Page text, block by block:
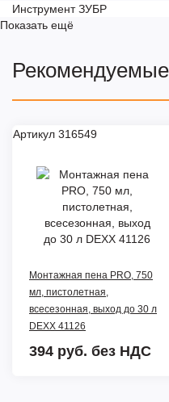
Инструмент ЗУБР
Показать ещё
Артикул 316549
Монтажная пена PRO, 750
мл, пистолетная,
всесезонная, выход до 30 л
DEXX 41126
394 руб. без НДС